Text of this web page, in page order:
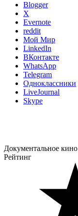
Blogger
X
Evernote
reddit
Мой Мир
LinkedIn
ВКонтакте
WhatsApp
Telegram
Одноклассники
LiveJournal
Skype
Документальное кино
Рейтинг